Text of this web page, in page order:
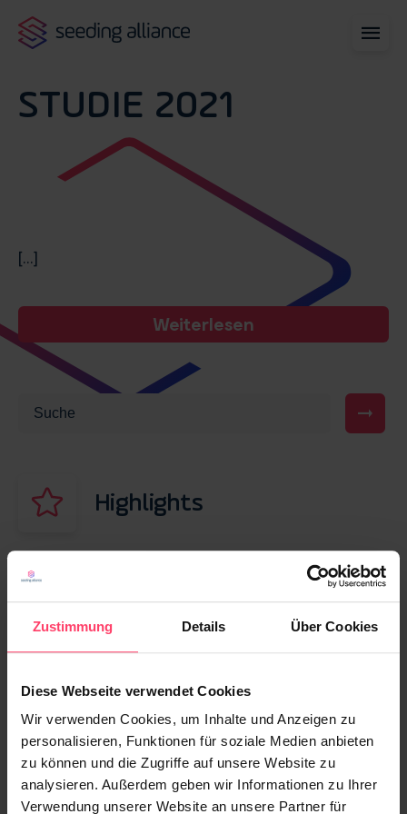
Zustimmung Details Über Cookies
Diese Webseite verwendet Cookies
Wir verwenden Cookies, um Inhalte und Anzeigen zu
personalisieren, Funktionen für soziale Medien anbieten
zu können und die Zugriffe auf unsere Website zu
analysieren. Außerdem geben wir Informationen zu Ihrer
Verwendung unserer Website an unsere Partner für
STUDIE 2021
[...]
Weiterlesen
Highlights
Display Werbung vs. Native Advertising: Was
performt besser?
für erfolgreiche Kampagnen 2026
25. OKTOBER 2021
True Native Advertising: Mit gutem Content